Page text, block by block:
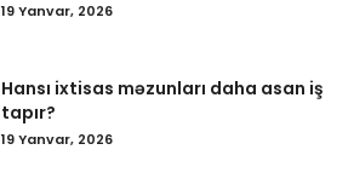
19 Yanvar, 2026
Hansı ixtisas məzunları daha asan iş
tapır?
19 Yanvar, 2026